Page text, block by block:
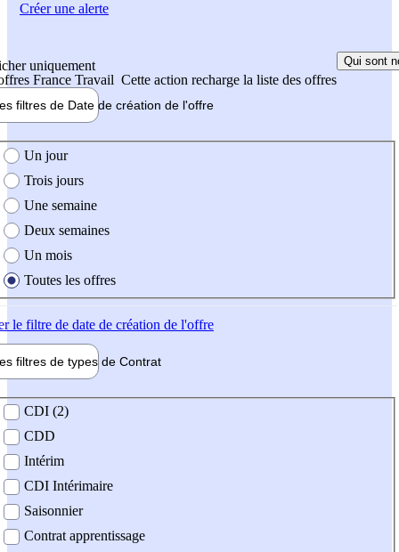
uniquement
France Travail Cette action recharge la liste des offres
Qui sont
filtres de Date de création de l'offre
création de l'offre
Un jour
Trois jours
Une semaine
Deux semaines
Un mois
Toutes les offres
le filtre de date de création de l'offre
filtres de types de Contrat
contrat
CDI (2)
CDD
Intérim
CDI Intérimaire
Saisonnier
Contrat apprentissage
Créer une alerte